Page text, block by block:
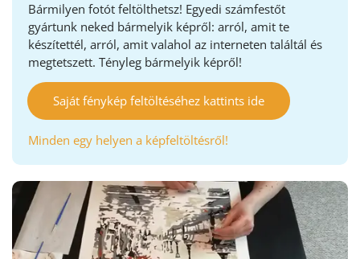
Bármilyen fotót feltölthetsz! Egyedi számfestőt
gyártunk neked bármelyik képről: arról, amit te
készítettél, arról, amit valahol az interneten találtál és
megtetszett. Tényleg bármelyik képről!
Saját fénykép feltöltéséhez kattints ide
Minden egy helyen a képfeltöltésről!